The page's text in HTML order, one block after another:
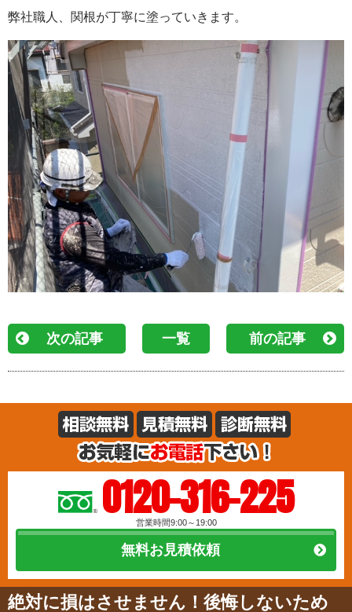
弊社職人、関根が丁寧に塗っていきます。
次の記事 一覧 前の記事
0120-316-225
営業時間9:00～19:00
無料お見積依頼
絶対に損はさせません！後悔しないため